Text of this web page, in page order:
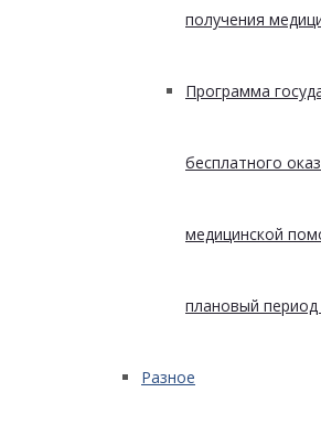
получения
Программа
бесплатного
медицинской
плановый
Разное